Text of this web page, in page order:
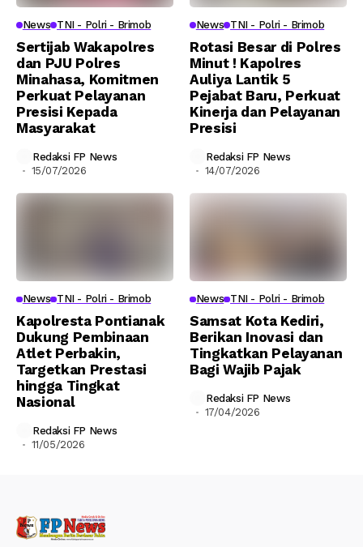
News TNI - Polri - Brimob
Sertijab Wakapolres
dan PJU Polres
Minahasa, Komitmen
Perkuat Pelayanan
Presisi Kepada
Masyarakat
Redaksi FP News
15/07/2026
News TNI - Polri - Brimob
Rotasi Besar di Polres
Minut ! Kapolres
Auliya Lantik 5
Pejabat Baru, Perkuat
Kinerja dan Pelayanan
Presisi
Redaksi FP News
14/07/2026
News TNI - Polri - Brimob
Kapolresta Pontianak
Dukung Pembinaan
Atlet Perbakin,
Targetkan Prestasi
hingga Tingkat
Nasional
Redaksi FP News
11/05/2026
News TNI - Polri - Brimob
Samsat Kota Kediri,
Berikan Inovasi dan
Tingkatkan Pelayanan
Bagi Wajib Pajak
Redaksi FP News
17/04/2026